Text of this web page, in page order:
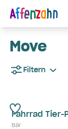
Move
Filtern
Fahrrad Tier-
Bär